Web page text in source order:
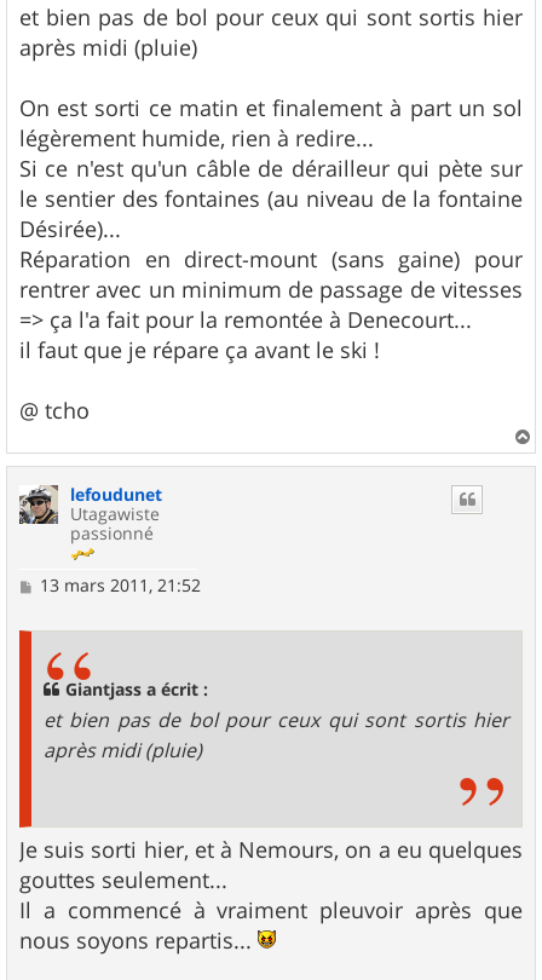
s
s
a
et bien pas de bol pour ceux qui sont sortis hier
après midi (pluie)
On est sorti ce matin et finalement à part un sol
légèrement humide, rien à redire...
Si ce n'est qu'un câble de dérailleur qui pète sur
le sentier des fontaines (au niveau de la fontaine
Désirée)...
Réparation en direct-mount (sans gaine) pour
rentrer avec un minimum de passage de vitesses
=> ça l'a fait pour la remontée à Denecourt...
il faut que je répare ça avant le ski !
@ tcho
a
lefoudunet
Utagawiste
passionné
M13 mars 2011, 21:52
Giantjass a écrit :
et bien pas de bol pour ceux qui sont sortis hier
après midi (pluie)
Je suis sorti hier, et à Nemours, on a eu quelques
gouttes seulement...
Il a commencé à vraiment pleuvoir après que
nous soyons repartis...